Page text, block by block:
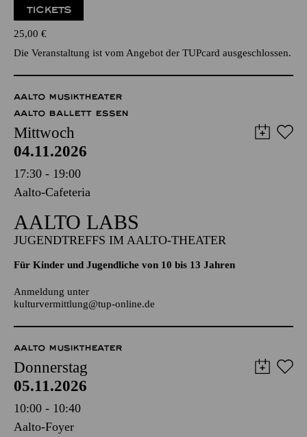
Werke von George Gershwin, Isaac Albéniz, Kurt Weill
Veranstalter: Essener Studentenorchester e.V.
TICKETS
25,00€
Die Veranstaltung ist vom Angebot der TUPcard ausgeschlossen.
AALTO MUSIKTHEATER
AALTO BALLETT ESSEN
Mittwoch
04.11.2026
17:30 - 19:00
Aalto-Cafeteria
AALTO LABS
Für Kinder und Jugendliche von 10 bis 13 Jahren
kulturvermittlung@tup-online.de
AALTO MUSIKTHEATER
Donnerstag
05.11.2026